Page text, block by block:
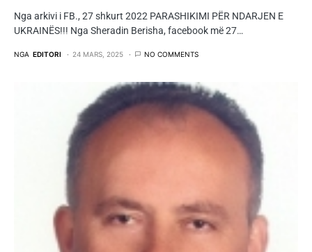
Nga arkivi i FB., 27 shkurt 2022 PARASHIKIMI PËR NDARJEN E
UKRAINËS!!! Nga Sheradin Berisha, facebook më 27…
NGA EDITORI 24 MARS, 2025 NO COMMENTS